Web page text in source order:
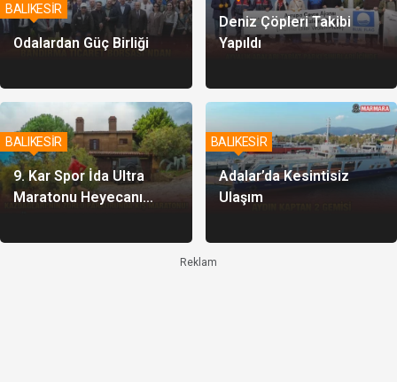
Odalardan Güç Birliği
BALIKESİR
Deniz Çöpleri Takibi
Yapıldı
9. Kar Spor İda Ultra
Maratonu Heyecanı
BALIKESİR
Adalar’da Kesintisiz
Ulaşım
BALIKESİR
Reklam